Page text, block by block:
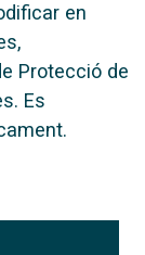
en
Protecció de
Es